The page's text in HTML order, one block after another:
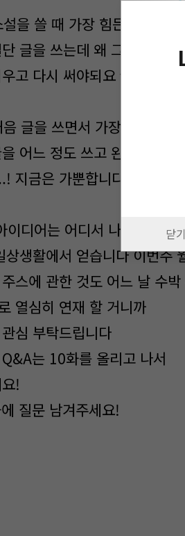
을 쓸 때 가장 힘든 점은?
글을 쓰는데 왜 그런지 모
고 다시 써야되요 ㅠ
글을 쓰면서 가장 힘들었던
어느 정도 쓰고 완료 버튼
지금은 가뿐합니다!
디어는 어디서 나오나요?
상생활에서 얻습니다 이번주
스에 관한 것도 어느 날 수
열심히 연재 할 거니까
심 부탁드립니다
는 10화를 올리고 나서
!
질문 남겨주세요!
닫기